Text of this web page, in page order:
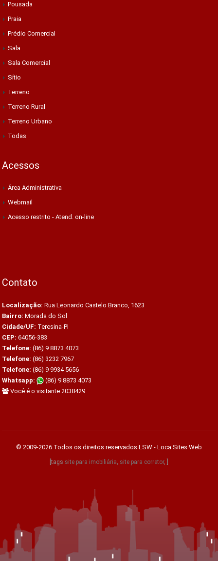
Pousada
Praia
Prédio Comercial
Sala
Sala Comercial
Sítio
Terreno
Terreno Rural
Terreno Urbano
Todas
Acessos
Área Administrativa
Webmail
Acesso restrito - Atend. on-line
Contato
Localização: Rua Leonardo Castelo Branco, 1623
Bairro: Morada do Sol
Cidade/UF: Teresina-PI
CEP: 64056-383
Telefone: (86) 9 8873 4073
Telefone: (86) 3232 7967
Telefone: (86) 9 9934 5656
Whatsapp:
(86) 9 8873 4073
Você é o visitante 2038429
© 2009-2026 Todos os direitos reservados LSW - Loca Sites Web
[tags site para imobiliária, site para corretor, ]